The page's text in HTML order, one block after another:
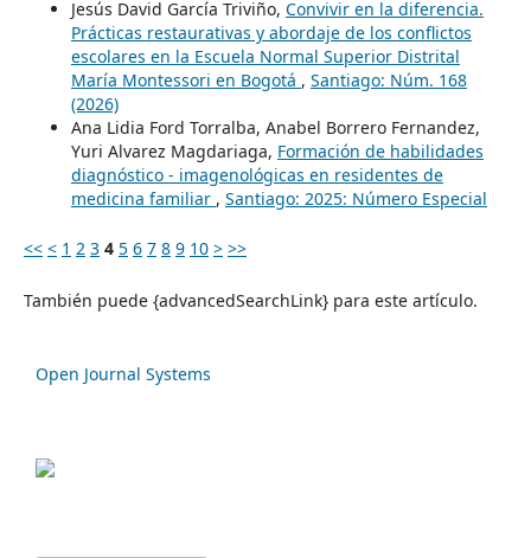
Jesús David García Triviño, Convivir en la diferencia.
Prácticas restaurativas y abordaje de los conflictos
escolares en la Escuela Normal Superior Distrital
María Montessori en Bogotá , Santiago: Núm. 168
(2026)
Ana Lidia Ford Torralba, Anabel Borrero Fernandez,
Yuri Alvarez Magdariaga, Formación de habilidades
diagnóstico - imagenológicas en residentes de
medicina familiar , Santiago: 2025: Número Especial
<< < 1 2 3 4 5 6 7 8 9 10 > >>
También puede {advancedSearchLink} para este artículo.
Open Journal Systems